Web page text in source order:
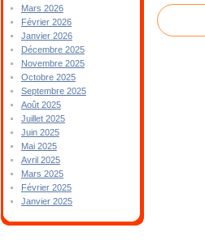
Mars 2026
Février 2026
Janvier 2026
Décembre 2025
Novembre 2025
Octobre 2025
Septembre 2025
Août 2025
Juillet 2025
Juin 2025
Mai 2025
Avril 2025
Mars 2025
Février 2025
Janvier 2025